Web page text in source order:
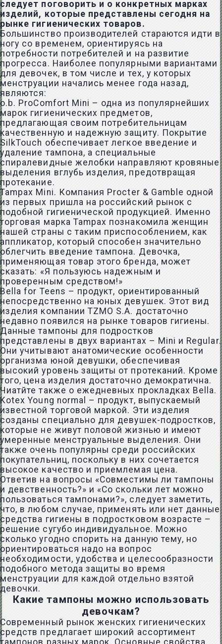
следует поговорить и о конкретных марках
изделий, которые представлены сегодня на
рынке гигиенических товаров.
Большинство производителей стараются идти в
ногу со временем, ориентируясь на
потребности потребителей и на развитие
прогресса. Наиболее популярными вариантами
для девочек, в том числе и тех, у которых
менструации начались менее года назад,
являются:
o.b. ProComfort Mini – одна из популярнейших
марок гигиенических предметов,
предлагающая своим потребительницам
качественную и надежную защиту. Покрытие
SilkTouch обеспечивает легкое введение и
удаление тампона, а специальные
спиралевидные желобки направляют кровяные
выделения вглубь изделия, предотвращая
протекание.
Tampax Mini. Компания Procter & Gamble одной
из первых пришла на российский рынок с
подобной гигиенической продукцией. Именно
торговая марка Tampax познакомила женщин
нашей страны с таким приспособлением, как
аппликатор, который способен значительно
облегчить введение тампона. Девочка,
применяющая товар этого бренда, может
сказать: «Я пользуюсь надежным и
проверенным средством!»
Bella for Teens – продукт, ориентированный
непосредственно на юных девушек. Этот вид
изделия компании TZMO S.A. достаточно
недавно появился на рынке товаров гигиены.
Данные тампоны для подростков
представлены в двух вариантах – Mini и Regular.
Они учитывают анатомические особенности
организма юной девушки, обеспечивая
высокий уровень защиты от протеканий. Кроме
того, цена изделия достаточно демократична.
Чиатйте также о ежедневных прокладках Bella.
Kotex Young normal – продукт, выпускаемый
известной торговой маркой. Эти изделия
созданы специально для девушек-подростков,
которые не живут половой жизнью и имеют
умеренные менструальные выделения. Они
также очень популярны среди российских
покупательниц, поскольку в них сочетается
высокое качество и приемлемая цена.
Ответив на вопросы «Совместимы ли тампоны
и девственность?» и «Со скольки лет можно
пользоваться тампонами?», следует заметить,
что, в любом случае, применять или нет данные
средства гигиены в подростковом возрасте –
решение сугубо индивидуальное. Можно
сколько угодно спорить на данную тему, но
ориентироваться надо на вопрос
необходимости, удобства и целесообразности
подобного метода защиты во время
менструации для каждой отдельно взятой
девочки.
Какие тампоны можно использовать
девочкам?
Современный рынок женских гигиенических
средств предлагает широкий ассортимент
тампонов разных марок. Основные свойства